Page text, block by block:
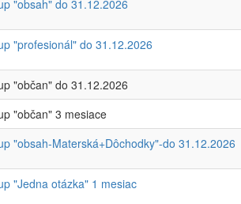
"obsah" do 31.12.2026
"profesionál" do 31.12.2026
"občan" do 31.12.2026
"občan" 3 mesiace
"obsah-Materská+Dôchodky"-do 31.12.2026
"Jedna otázka" 1 mesiac